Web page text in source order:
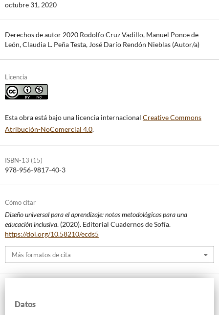
octubre 31, 2020
Derechos de autor 2020 Rodolfo Cruz Vadillo, Manuel Ponce de
León, Claudia L. Peña Testa, José Darío Rendón Nieblas (Autor/a)
Licencia
Esta obra está bajo una licencia internacional Creative Commons
Atribución-NoComercial 4.0.
ISBN-13 (15)
978-956-9817-40-3
Cómo citar
Diseño universal para el aprendizaje: notas metodológicas para una
educación inclusiva. (2020). Editorial Cuadernos de Sofía.
https://doi.org/10.58210/ecds5
Más formatos de cita
Datos